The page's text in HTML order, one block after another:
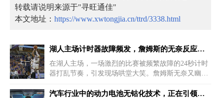
转载请说明来源于"寻旺通佳"
本文地址： https://www.xwtongjia.cn/ttrd/3338.html
上一篇
湖人主场计时器故障频发，詹姆斯的无奈反应成为赛场一大笑点
在湖人主场，一场激烈的比赛被频繁故障的24秒计时
器打乱节奏，引发现场哄堂大笑。詹姆斯无奈又幽默
汽车行业中的动力电池无钴化技术，正在引领新能源革命的新方向